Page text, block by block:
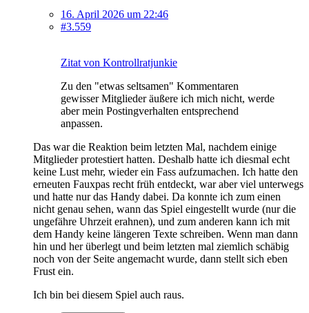
16. April 2026 um 22:46
#3.559
Zitat von Kontrollratjunkie
Zu den "etwas seltsamen" Kommentaren
gewisser Mitglieder äußere ich mich nicht, werde
aber mein Postingverhalten entsprechend
anpassen.
Das war die Reaktion beim letzten Mal, nachdem einige
Mitglieder protestiert hatten. Deshalb hatte ich diesmal echt
keine Lust mehr, wieder ein Fass aufzumachen. Ich hatte den
erneuten Fauxpas recht früh entdeckt, war aber viel unterwegs
und hatte nur das Handy dabei. Da konnte ich zum einen
nicht genau sehen, wann das Spiel eingestellt wurde (nur die
ungefähre Uhrzeit erahnen), und zum anderen kann ich mit
dem Handy keine längeren Texte schreiben. Wenn man dann
hin und her überlegt und beim letzten mal ziemlich schäbig
noch von der Seite angemacht wurde, dann stellt sich eben
Frust ein.
Ich bin bei diesem Spiel auch raus.